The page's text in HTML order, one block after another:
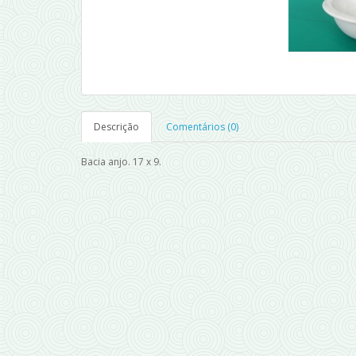
Descrição Comentários (0)
Bacia anjo. 17 x 9.